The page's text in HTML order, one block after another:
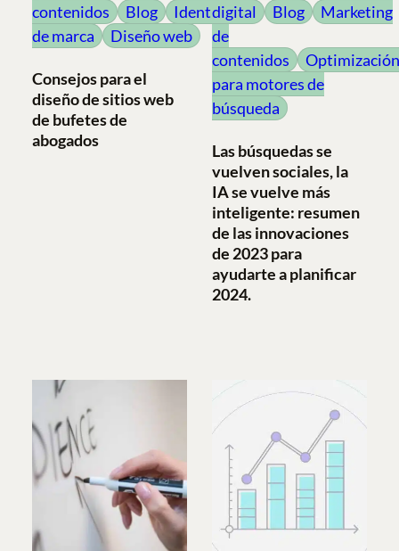
contenidos
Blog
Identidad
de marca
Diseño web
Consejos para el
diseño de sitios web
de bufetes de
abogados
digital
Blog
Marketing
de
contenidos
Optimización
para motores de
búsqueda
Las búsquedas se
vuelven sociales, la
IA se vuelve más
inteligente: resumen
de las innovaciones
de 2023 para
ayudarte a planificar
2024.